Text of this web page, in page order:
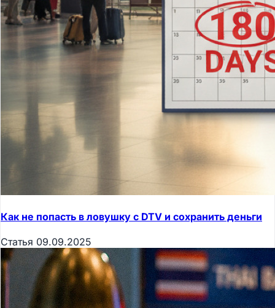
Как не попасть в ловушку с DTV и сохранить деньги
Статья 09.09.2025